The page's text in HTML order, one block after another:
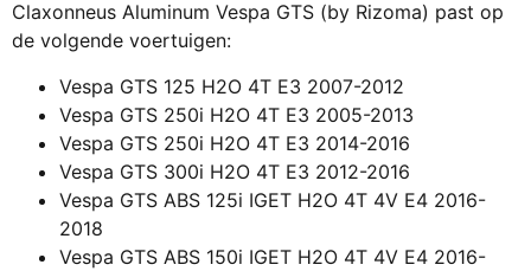
Claxonneus Aluminum Vespa GTS (by Rizoma) past op
de volgende voertuigen:
Vespa GTS 125 H2O 4T E3 2007-2012
Vespa GTS 250i H2O 4T E3 2005-2013
Vespa GTS 250i H2O 4T E3 2014-2016
Vespa GTS 300i H2O 4T E3 2012-2016
Vespa GTS ABS 125i IGET H2O 4T 4V E4 2016-
2018
Vespa GTS ABS 150i IGET H2O 4T 4V E4 2016-